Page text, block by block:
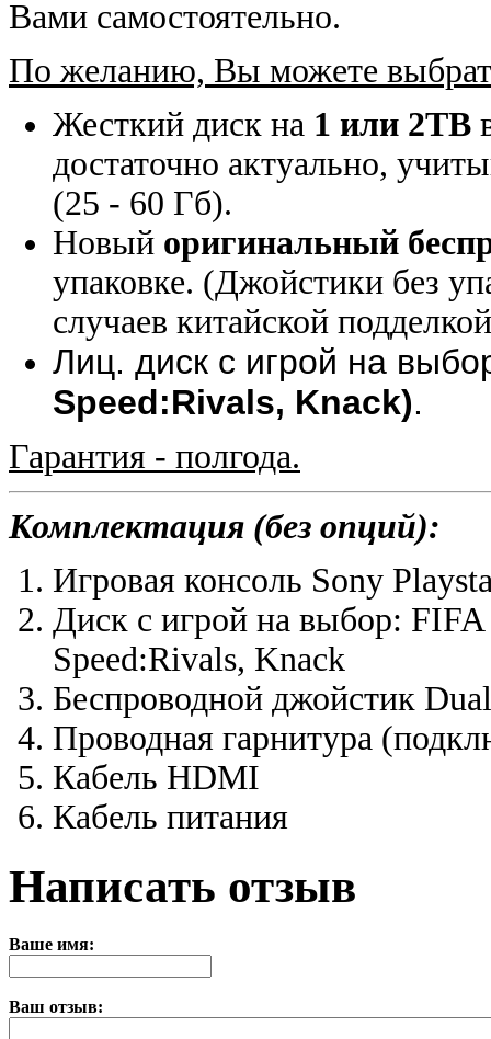
Вами самостоятельно.
По желанию, Вы можете
Жесткий диск на 1 или 2TB
достаточно актуально,
(25 - 60 Гб).
Новый оригинальный
упаковке. (Джойстики без
случаев китайской
Лиц. диск с игрой на
Speed:Rivals, Knack).
Гарантия - полгода.
Комплектация (без опций):
Игровая консоль Sony
Диск с игрой на выбор:
Speed:Rivals, Knack
Беспроводной джойстик
Проводная гарнитура
Кабель HDMI
Кабель питания
Написать отзыв
Ваше имя:
Ваш отзыв: